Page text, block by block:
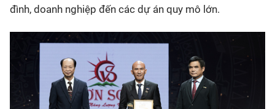
đình, doanh nghiệp đến các dự án quy mô lớn.